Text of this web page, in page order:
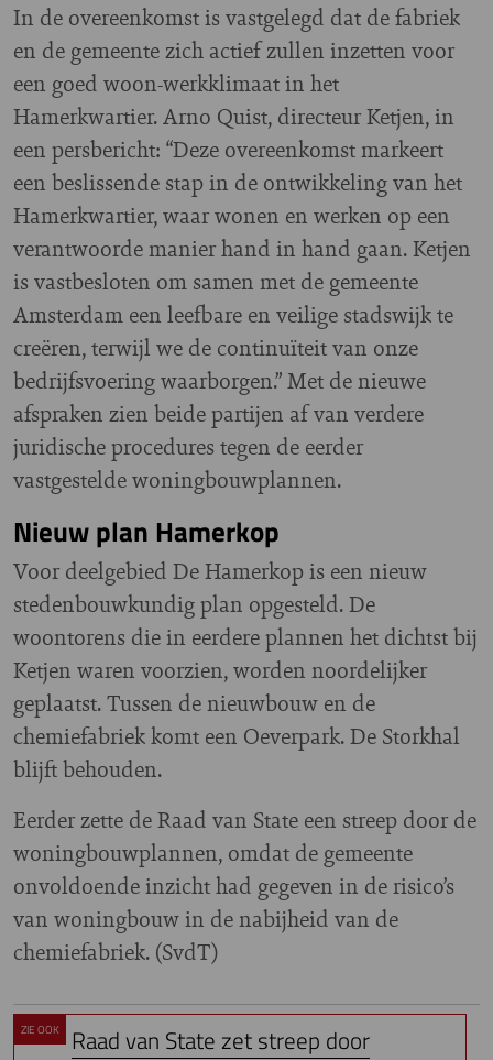
In de overeenkomst is vastgelegd dat de fabriek
en de gemeente zich actief zullen inzetten voor
een goed woon-werkklimaat in het
Hamerkwartier. Arno Quist, directeur Ketjen, in
een persbericht: “Deze overeenkomst markeert
een beslissende stap in de ontwikkeling van het
Hamerkwartier, waar wonen en werken op een
verantwoorde manier hand in hand gaan. Ketjen
is vastbesloten om samen met de gemeente
Amsterdam een leefbare en veilige stadswijk te
creëren, terwijl we de continuïteit van onze
bedrijfsvoering waarborgen.” Met de nieuwe
afspraken zien beide partijen af van verdere
juridische procedures tegen de eerder
vastgestelde woningbouwplannen.
Nieuw plan Hamerkop
Voor deelgebied De Hamerkop is een nieuw
stedenbouwkundig plan opgesteld. De
woontorens die in eerdere plannen het dichtst bij
Ketjen waren voorzien, worden noordelijker
geplaatst. Tussen de nieuwbouw en de
chemiefabriek komt een Oeverpark. De Storkhal
blijft behouden.
Eerder zette de Raad van State een streep door de
woningbouwplannen, omdat de gemeente
onvoldoende inzicht had gegeven in de risico’s
van woningbouw in de nabijheid van de
chemiefabriek. (SvdT)
ZIE OOK
Raad van State zet streep door